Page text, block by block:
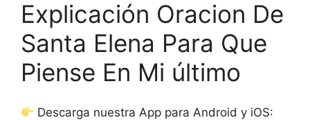
Explicación Oracion De
Santa Elena Para Que
Piense En Mi último
Descarga nuestra App para Android y iOS: